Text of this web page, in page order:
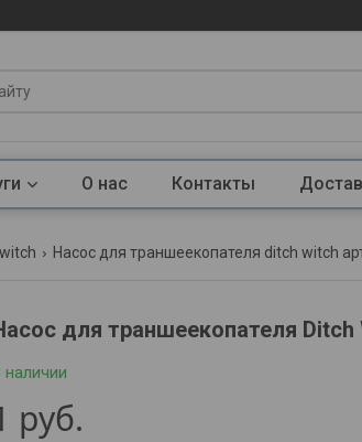
О нас Контакты
Насос для траншеекопателя ditch witch
для траншеекопателя Ditch
наличии
руб.